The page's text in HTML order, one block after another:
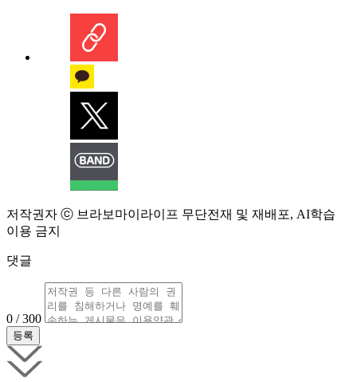
저작권자 ⓒ 브라보마이라이프 무단전재 및 재배포, AI학습
이용 금지
댓글
0 / 300